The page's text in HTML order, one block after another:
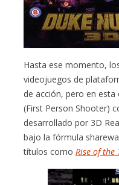
Hasta ese momento,
videojuegos de
de acción, pero en esta
(First Person Shooter)
desarrollado por 3D
bajo la fórmula
títulos como Rise of the